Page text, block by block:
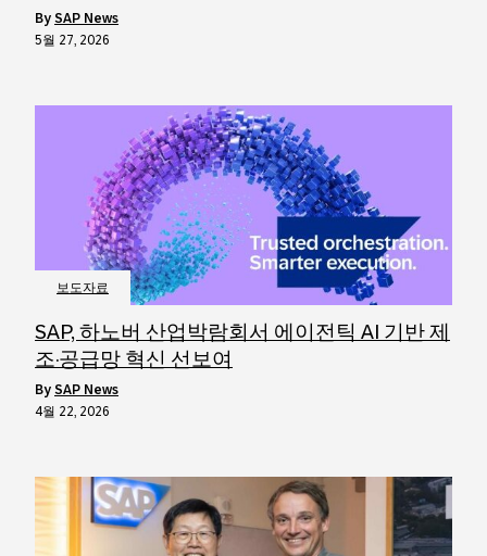
by SAP News
5월 27, 2026
보도자료
SAP, 하노버 산업박람회서 에이전틱 AI 기반 제
조·공급망 혁신 선보여
by SAP News
4월 22, 2026